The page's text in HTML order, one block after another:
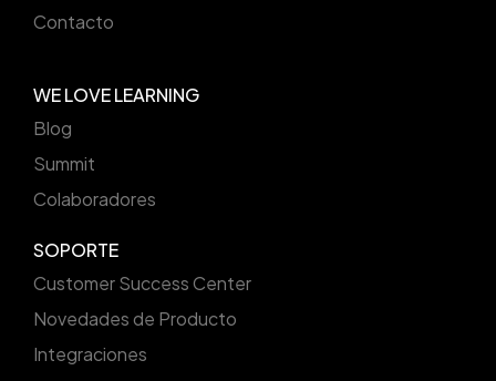
Contacto
WE LOVE LEARNING
Blog
Summit
Colaboradores
SOPORTE
Customer Success Center
Novedades de Producto
Integraciones